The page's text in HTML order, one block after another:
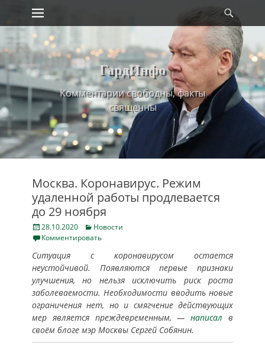
Skip
content
Primary Menu
ГардИнфо
Комментарии свободны, факты
священны
Москва. Коронавирус. Режим
удаленной работы продлевается
до 29 ноября
Posted
on
28.10.2020 Categories
Новости
Комментировать
Ситуация с коронавирусом остается
неустойчивой. Появляются первые признаки
улучшения, но нельзя исключить риск роста
заболеваемости. Необходимости вводить новые
ограничения нет, но и смягчение действующих
мер является преждевременным, —написал в
своём блоге мэр Москвы Сергей Собянин.